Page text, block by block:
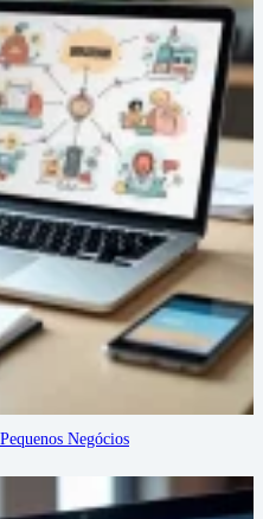
Negócios